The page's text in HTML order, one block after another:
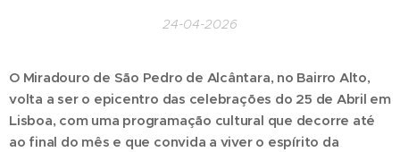
24-04-2026
O Miradouro de São Pedro de Alcântara, no Bairro Alto,
volta a ser o epicentro das celebrações do 25 de Abril em
Lisboa, com uma programação cultural que decorre até
ao final do mês e que convida a viver o espírito da